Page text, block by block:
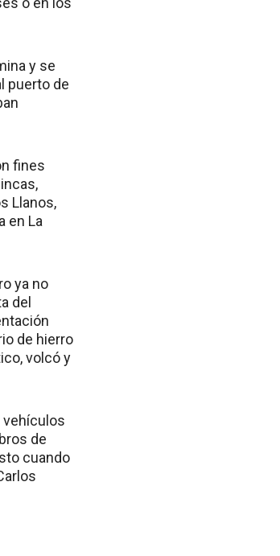
y se
puerto de
fines
Llanos,
en La
ya no
del
de hierro
volcó y
vehículos
de
cuando